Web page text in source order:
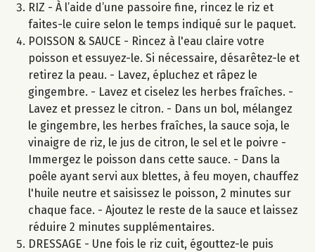
RIZ - À l’aide d’une passoire fine, rincez le riz et
faites-le cuire selon le temps indiqué sur le paquet.
POISSON & SAUCE - Rincez à l'eau claire votre
poisson et essuyez-le. Si nécessaire, désarêtez-le et
retirez la peau. - Lavez, épluchez et râpez le
gingembre. - Lavez et ciselez les herbes fraîches. -
Lavez et pressez le citron. - Dans un bol, mélangez
le gingembre, les herbes fraîches, la sauce soja, le
vinaigre de riz, le jus de citron, le sel et le poivre -
Immergez le poisson dans cette sauce. - Dans la
poêle ayant servi aux blettes, à feu moyen, chauffez
l'huile neutre et saisissez le poisson, 2 minutes sur
chaque face. - Ajoutez le reste de la sauce et laissez
réduire 2 minutes supplémentaires.
DRESSAGE - Une fois le riz cuit, égouttez-le puis